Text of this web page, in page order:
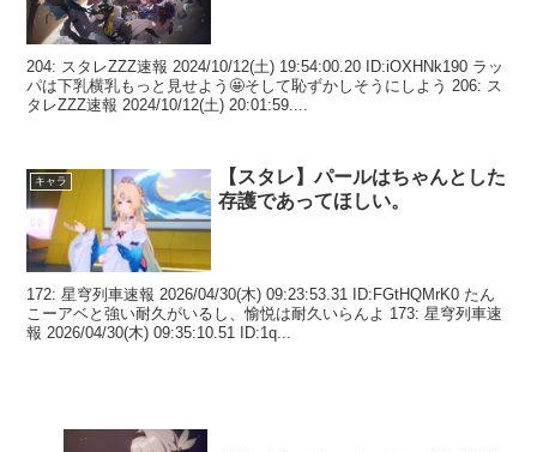
204: スタレZZZ速報 2024/10/12(土) 19:54:00.20 ID:iOXHNk190 ラッ
パは下乳横乳もっと見せよう🤩そして恥ずかしそうにしよう 206: ス
タレZZZ速報 2024/10/12(土) 20:01:59....
キャラ
【スタレ】パールはちゃんとした
存護であってほしい。
172: 星穹列車速報 2026/04/30(木) 09:23:53.31 ID:FGtHQMrK0 たん
こーアベと強い耐久がいるし、愉悦は耐久いらんよ 173: 星穹列車速
報 2026/04/30(木) 09:35:10.51 ID:1q...